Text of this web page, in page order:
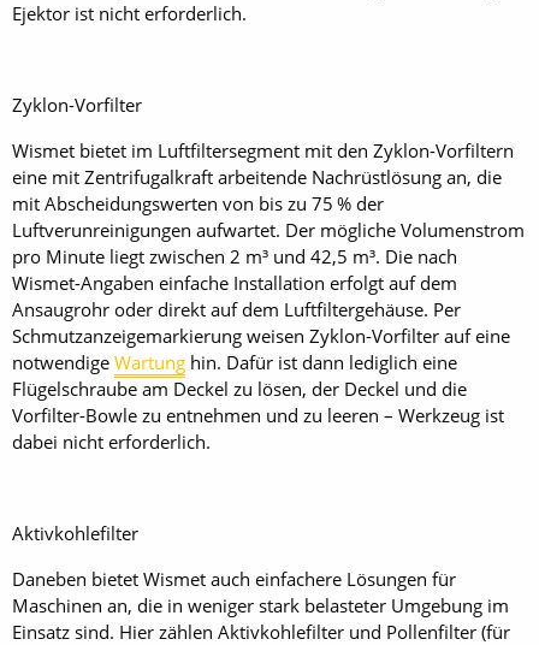
Ejektor ist nicht erforderlich.
Zyklon-Vorfilter
Wismet bietet im Luftfiltersegment mit den Zyklon-Vorfiltern
eine mit Zentrifugalkraft arbeitende Nachrüstlösung an, die
mit Abscheidungswerten von bis zu 75 % der
Luftverunreinigungen aufwartet. Der mögliche Volumenstrom
pro Minute liegt zwischen 2 m³ und 42,5 m³. Die nach
Wismet-Angaben einfache Installation erfolgt auf dem
Ansaugrohr oder direkt auf dem Luftfiltergehäuse. Per
Schmutzanzeigemarkierung weisen Zyklon-Vorfilter auf eine
notwendige Wartung hin. Dafür ist dann lediglich eine
Flügelschraube am Deckel zu lösen, der Deckel und die
Vorfilter-Bowle zu entnehmen und zu leeren – Werkzeug ist
dabei nicht erforderlich.
Aktivkohlefilter
Daneben bietet Wismet auch einfachere Lösungen für
Maschinen an, die in weniger stark belasteter Umgebung im
Einsatz sind. Hier zählen Aktivkohlefilter und Pollenfilter (für